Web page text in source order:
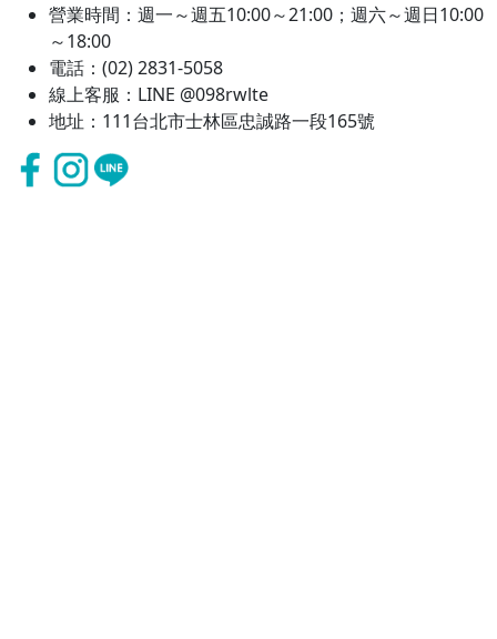
營業時間：週一～週五10:00～21:00；週六～週日10:00
～18:00
電話：(02) 2831-5058
線上客服：LINE @098rwlte
地址：111台北市士林區忠誠路一段165號